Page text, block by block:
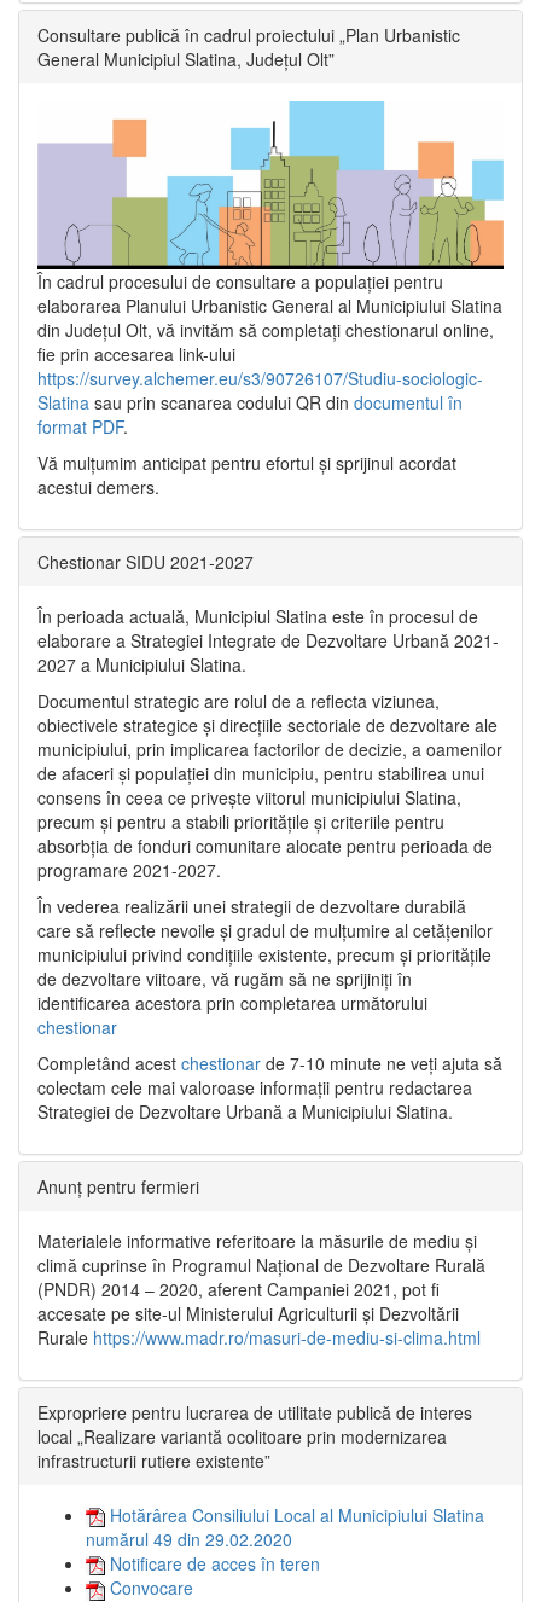
Consultare publică în cadrul proiectului „Plan Urbanistic
General Municipiul Slatina, Județul Olt”
În cadrul procesului de consultare a populaţiei pentru
elaborarea Planului Urbanistic General al Municipiului Slatina
din Județul Olt, vă invităm să completați chestionarul online,
fie prin accesarea link-ului
https://survey.alchemer.eu/s3/90726107/Studiu-sociologic-
Slatina sau prin scanarea codului QR din documentul în
format PDF.
Vă mulţumim anticipat pentru efortul şi sprijinul acordat
acestui demers.
Chestionar SIDU 2021-2027
În perioada actuală, Municipiul Slatina este în procesul de
elaborare a Strategiei Integrate de Dezvoltare Urbană 2021‐
2027 a Municipiului Slatina.
Documentul strategic are rolul de a reflecta viziunea,
obiectivele strategice și direcțiile sectoriale de dezvoltare ale
municipiului, prin implicarea factorilor de decizie, a oamenilor
de afaceri și populației din municipiu, pentru stabilirea unui
consens în ceea ce privește viitorul municipiului Slatina,
precum și pentru a stabili prioritățile și criteriile pentru
absorbția de fonduri comunitare alocate pentru perioada de
programare 2021-2027.
În vederea realizării unei strategii de dezvoltare durabilă
care să reflecte nevoile și gradul de mulțumire al cetățenilor
municipiului privind condițiile existente, precum și prioritățile
de dezvoltare viitoare, vă rugăm să ne sprijiniți în
identificarea acestora prin completarea următorului
chestionar
Completând acest chestionar de 7-10 minute ne veți ajuta să
colectam cele mai valoroase informații pentru redactarea
Strategiei de Dezvoltare Urbană a Municipiului Slatina.
Anunț pentru fermieri
Materialele informative referitoare la măsurile de mediu și
climă cuprinse în Programul Național de Dezvoltare Rurală
(PNDR) 2014 – 2020, aferent Campaniei 2021, pot fi
accesate pe site-ul Ministerului Agriculturii și Dezvoltării
Rurale https://www.madr.ro/masuri-de-mediu-si-clima.html
Expropriere pentru lucrarea de utilitate publică de interes
local „Realizare variantă ocolitoare prin modernizarea
infrastructurii rutiere existente”
Hotărârea Consiliului Local al Municipiului Slatina
numărul 49 din 29.02.2020
Notificare de acces în teren
Convocare